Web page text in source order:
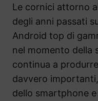
Le cornici attorno
degli anni passati
Android top di
nel momento della
continua a
davvero
dello smartphone